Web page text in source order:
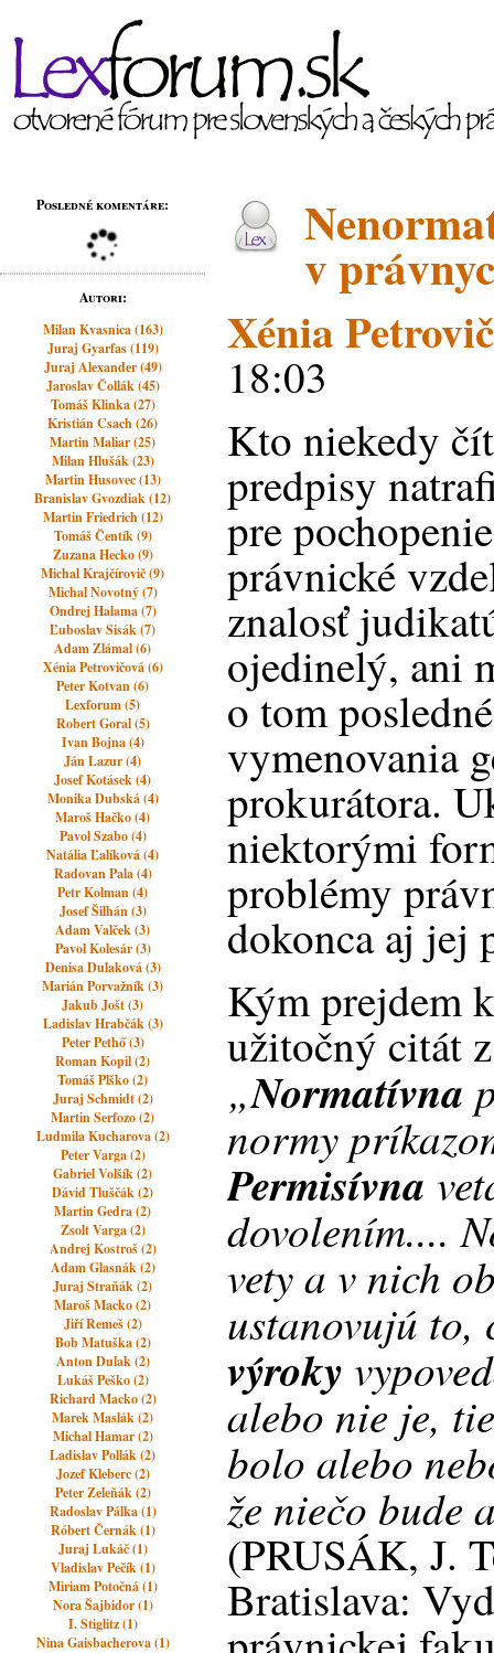
Posledné komentáre:
Autori:
Milan Kvasnica (163)
Juraj Gyarfas (119)
Juraj Alexander (49)
Jaroslav Čollák (45)
Tomáš Klinka (27)
Kristián Csach (26)
Martin Maliar (25)
Milan Hlušák (23)
Martin Husovec (13)
Branislav Gvozdiak (12)
Martin Friedrich (12)
Tomáš Čentík (9)
Zuzana Hecko (9)
Michal Krajčírovič (9)
Michal Novotný (7)
Ondrej Halama (7)
Ľuboslav Sisák (7)
Adam Zlámal (6)
Xénia Petrovičová (6)
Peter Kotvan (6)
Lexforum (5)
Robert Goral (5)
Ivan Bojna (4)
Ján Lazur (4)
Josef Kotásek (4)
Monika Dubská (4)
Maroš Hačko (4)
Pavol Szabo (4)
Natália Ľalíková (4)
Radovan Pala (4)
Petr Kolman (4)
Josef Šilhán (3)
Adam Valček (3)
Pavol Kolesár (3)
Denisa Dulaková (3)
Marián Porvažník (3)
Jakub Jošt (3)
Ladislav Hrabčák (3)
Peter Pethő (3)
Roman Kopil (2)
Tomáš Plško (2)
Juraj Schmidt (2)
Martin Serfozo (2)
Ludmila Kucharova (2)
Peter Varga (2)
Gabriel Volšík (2)
Dávid Tluščák (2)
Martin Gedra (2)
Zsolt Varga (2)
Andrej Kostroš (2)
Adam Glasnák (2)
Juraj Straňák (2)
Maroš Macko (2)
Jiří Remeš (2)
Bob Matuška (2)
Anton Dulak (2)
Lukáš Peško (2)
Richard Macko (2)
Marek Maslák (2)
Michal Hamar (2)
Ladislav Pollák (2)
Jozef Kleberc (2)
Peter Zeleňák (2)
Radoslav Pálka (1)
Róbert Černák (1)
Juraj Lukáč (1)
Vladislav Pečík (1)
Miriam Potočná (1)
Nora Šajbidor (1)
I. Stiglitz (1)
Nina Gaisbacherova (1)
v
Xénia
18:03
Kto niekedy
predpisy
pre
právnické
znalosť
ojedinelý, ani
o tom
vymenovania
prokurátora.
niektorými
problémy
dokonca aj jej
Kým prejdem
užitočný citát
„Normatívna
normy
Permisívna
dovolením....
vety a v nich
ustanovujú to,
výroky
alebo nie je,
bolo alebo
že niečo bude
(PRUSÁK, J.
Bratislava: